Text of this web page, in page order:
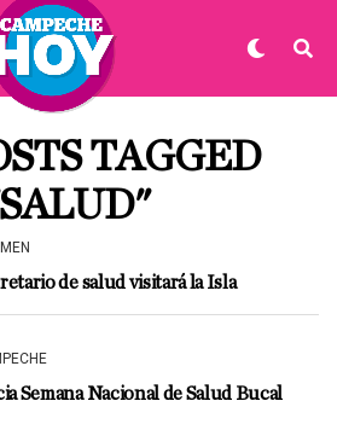
TAGGED
de salud visitará la Isla
Semana Nacional de Salud Bucal